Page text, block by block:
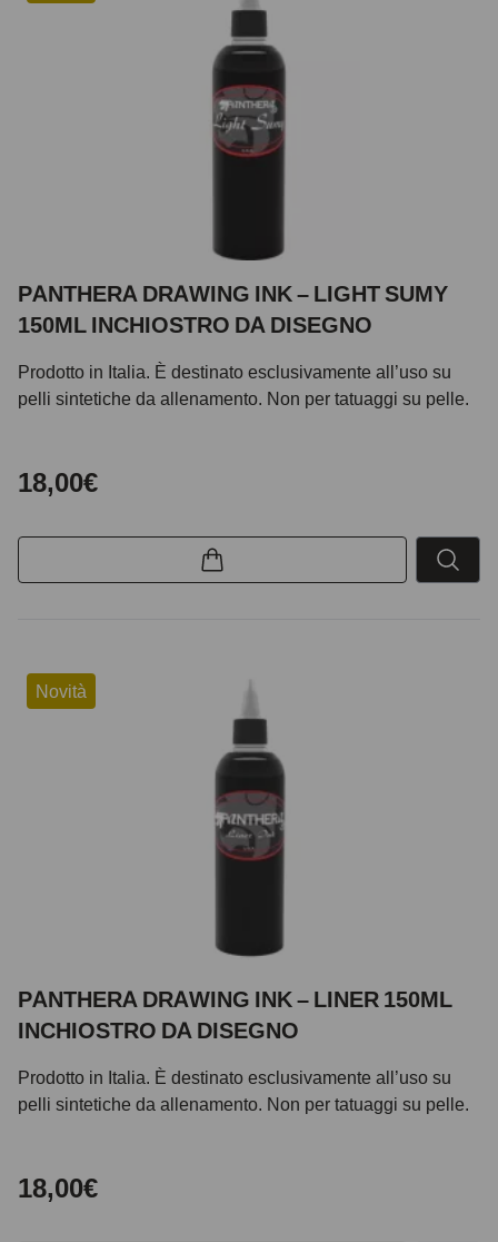
PANTHERA DRAWING INK – LIGHT SUMY
150ML INCHIOSTRO DA DISEGNO
Prodotto in Italia. È destinato esclusivamente all’uso su
pelli sintetiche da allenamento. Non per tatuaggi su pelle.
18,00€
Novità
PANTHERA DRAWING INK – LINER 150ML
INCHIOSTRO DA DISEGNO
Prodotto in Italia. È destinato esclusivamente all’uso su
pelli sintetiche da allenamento. Non per tatuaggi su pelle.
18,00€